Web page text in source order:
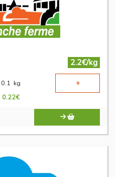
2.2€/kg
0.1 kg +
0.22€